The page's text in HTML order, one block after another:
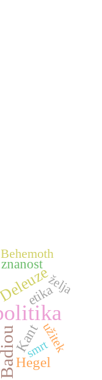
Kant
Hegel
znanost
etikaželja
Behemoth
užitek
smrt